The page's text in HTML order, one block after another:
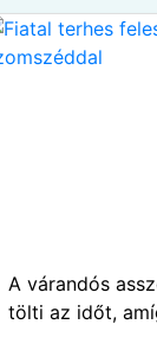
A várandós
tölti az időt,